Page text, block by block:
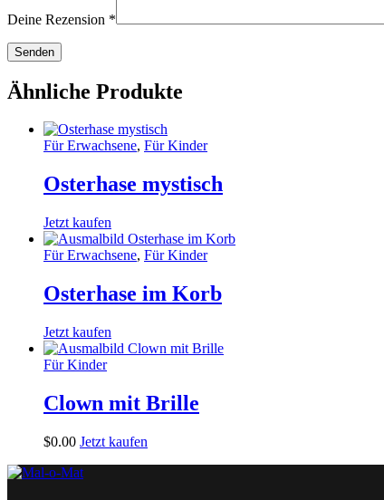
Deine Rezension *
Ähnliche Produkte
Für Erwachsene, Für Kinder
Osterhase mystisch
Jetzt kaufen
Für Erwachsene, Für Kinder
Osterhase im Korb
Jetzt kaufen
Für Kinder
Clown mit Brille
$0.00 Jetzt kaufen